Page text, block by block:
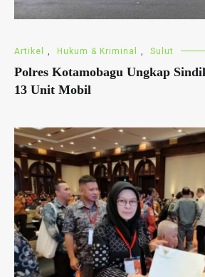
Artikel Hukum & Kriminal Sulut
Polres Kotamobagu Ungkap
13 Unit Mobil